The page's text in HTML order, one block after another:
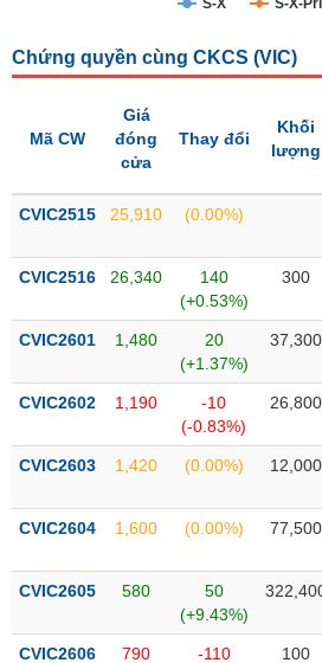
thái
thị
Niêm
Niêm
mới
yết
bổ
Hủy
yết
dõi
S-X S-X-
Chứng quyền cùng CKCS (VIC)
Mã CW
Giá
đóng
cửa
Thay đổi
Khối
lượng
CVIC2515 25,910 (0.00%)
CVIC2516 26,340
140
(+0.53%)
300
CVIC2601 1,480
20
(+1.37%)
37,300
CVIC2602 1,190
-10
(-0.83%)
26,800
CVIC2603 1,420 (0.00%) 12,000
CVIC2604 1,600 (0.00%) 77,500
CVIC2605 580
50
(+9.43%)
CVIC2606 790
-110
100
NGÀNH
NGHIỆP
PHIẾU
PHÁI
TRÁI
PHIẾU
CÔNG